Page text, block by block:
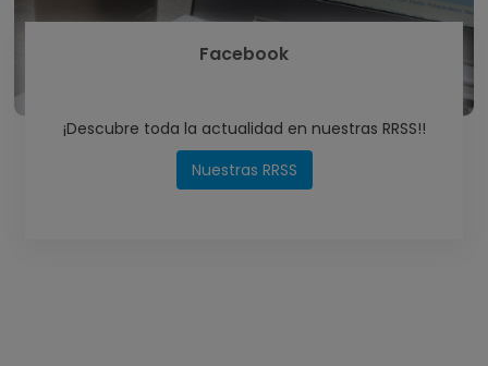
Facebook
¡Descubre toda la actualidad en nuestras RRSS!!
Nuestras RRSS